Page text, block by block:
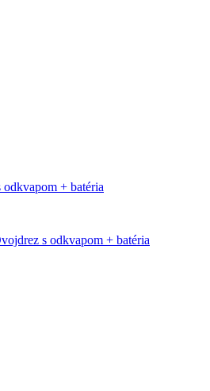
+ batéria
s odkvapom + batéria